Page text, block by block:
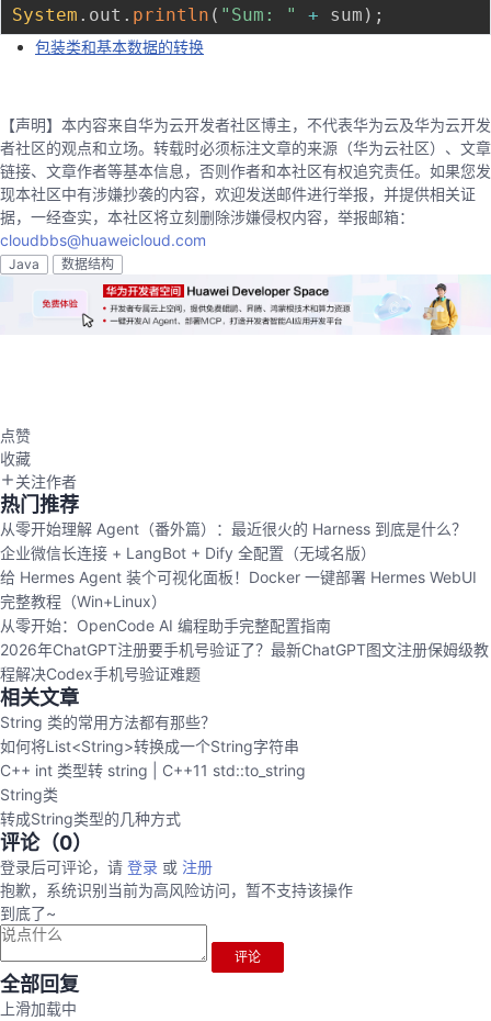
System . out . println ( "Sum: " + sum ) ;
包装类和基本数据的转换
【声明】本内容来自华为云开发者社区博主，不代表华为云及华为云开发
者社区的观点和立场。转载时必须标注文章的来源（华为云社区）、文章
链接、文章作者等基本信息，否则作者和本社区有权追究责任。如果您发
现本社区中有涉嫌抄袭的内容，欢迎发送邮件进行举报，并提供相关证
据，一经查实，本社区将立刻删除涉嫌侵权内容，举报邮箱：
cloudbbs@huaweicloud.com
Java 数据结构
点赞
收藏
关注作者
热门推荐
从零开始理解 Agent（番外篇）：最近很火的 Harness 到底是什么？
企业微信长连接 + LangBot + Dify 全配置（无域名版）
给 Hermes Agent 装个可视化面板！Docker 一键部署 Hermes WebUI
完整教程（Win+Linux）
从零开始：OpenCode AI 编程助手完整配置指南
2026年ChatGPT注册要手机号验证了？最新ChatGPT图文注册保姆级教
程解决Codex手机号验证难题
相关文章
String 类的常用方法都有那些？
如何将List<String>转换成一个String字符串
C++ int 类型转 string | C++11 std::to_string
String类
转成String类型的几种方式
评论（0）
登录后可评论，请 登录 或 注册
抱歉，系统识别当前为高风险访问，暂不支持该操作
到底了~
评论
全部回复
上滑加载中